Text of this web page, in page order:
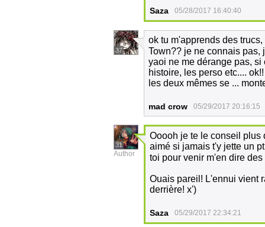
Saza 05/28/2017 16:40:40
37
ok tu m'apprends des
Town?? je ne connais
yaoi ne me dérange pas,
histoire, les perso etc....
les deux mêmes se ...
mad crow 05/29/2017 20:16:15
31
Author
Ooooh je te le conseil plus
aimé si jamais t'y jette un
toi pour venir m'en dire
Ouais pareil! L'ennui vient
derrière! x')
Saza 05/29/2017 22:34:21